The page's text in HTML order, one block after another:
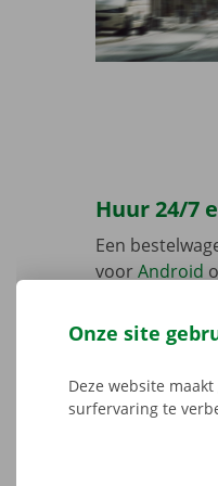
Huur 24/7
Een
voorAndroid
huurwagen
Onze site
Deze website
surfervaring te